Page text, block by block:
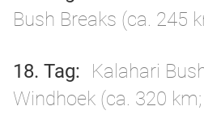
Bush Breaks (ca. 245
18. Tag
Kalahari
Windhoek (ca. 320 km;